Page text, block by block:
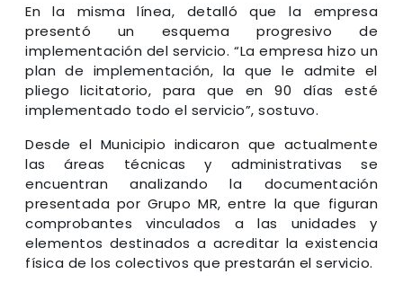
En la misma línea, detalló que la empresa
presentó un esquema progresivo de
implementación del servicio. “La empresa hizo un
plan de implementación, la que le admite el
pliego licitatorio, para que en 90 días esté
implementado todo el servicio”, sostuvo.
Desde el Municipio indicaron que actualmente
las áreas técnicas y administrativas se
encuentran analizando la documentación
presentada por Grupo MR, entre la que figuran
comprobantes vinculados a las unidades y
elementos destinados a acreditar la existencia
física de los colectivos que prestarán el servicio.